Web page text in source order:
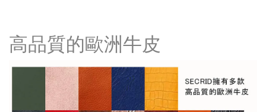
高品質的歐洲牛皮